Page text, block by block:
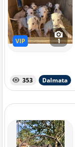
VIP
VIP 1
353 Dalmata